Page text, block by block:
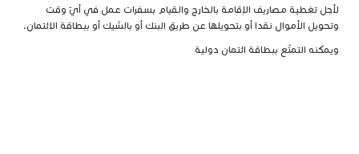
لأجل تغطية مصاريف الإقامة بالخارج والقيام بسفرات عمل في أيّ وقت
وتحويل الأموال نقدا أو بتحويلها عن طريق البنك أو بالشيك أو ببطاقة الائتمان.
ويمكنه التمتّع ببطاقة ائتمان دولية